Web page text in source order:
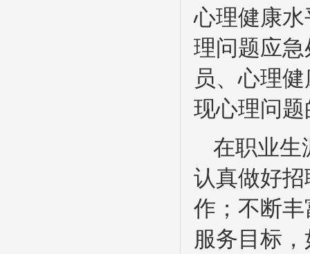
心理健康
理问题应
员、心理
现心理问
在职业生
认真做好
作；不断
服务目标